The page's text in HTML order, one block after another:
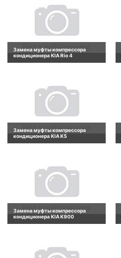
Замена муфты компрессора
кондиционера KIA Rio 4
Замена муфты компрессора
кондиционера KIA K5
Замена муфты компрессора
кондиционера KIA K900